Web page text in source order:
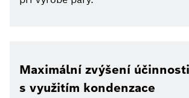
Maximální zvýšení účinnosti
s využitím kondenzace